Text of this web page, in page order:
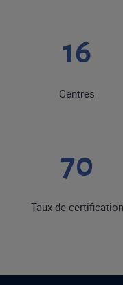
20
Centres
87
Taux de certification